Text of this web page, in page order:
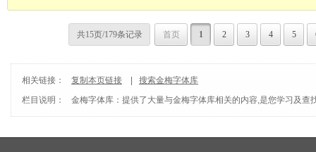
共15页/179条记录 首页 1 2 3 4 5
相关链接： 复制本页链接
搜索金梅字体库
栏目说明：
金梅字体库 ：提供了大量与金梅字体库相关的内容,是您学习及查